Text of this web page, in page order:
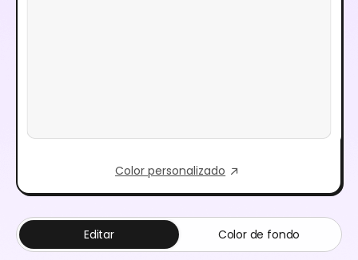
Color personalizado
Editar Color de fondo